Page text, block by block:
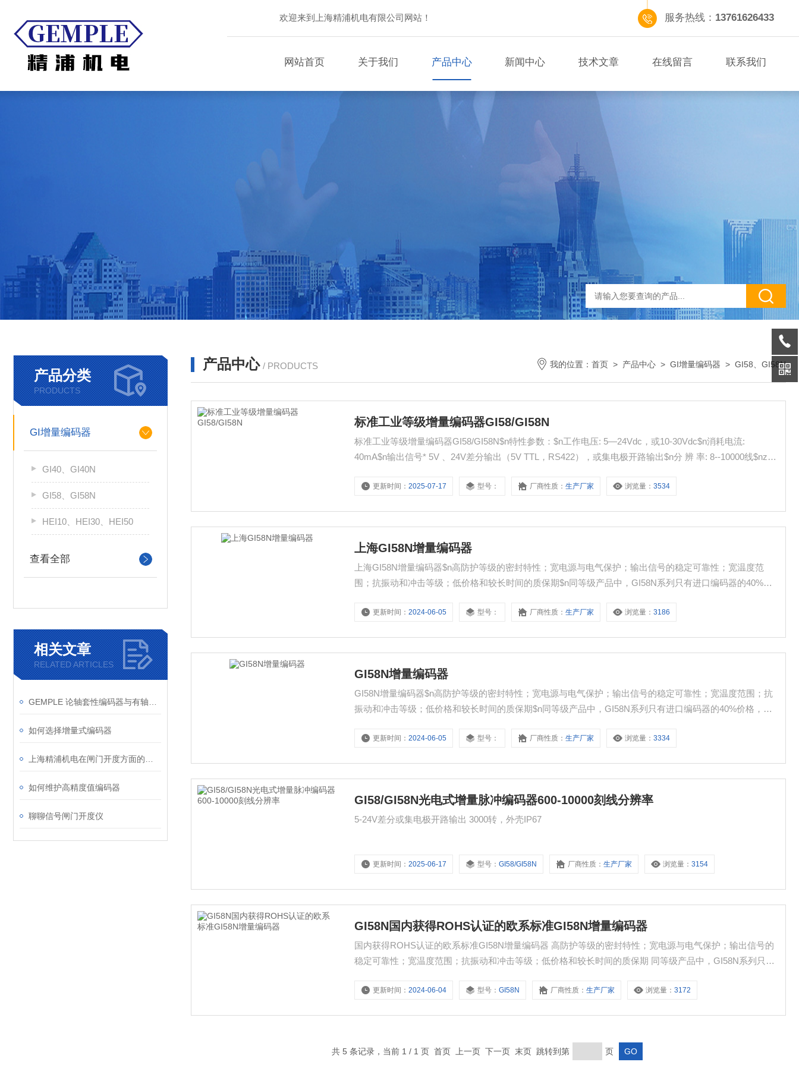
欢迎来到上海精浦机电有限公司网站！ 服务热线： 13761626433
网站首页 关于我们 产品中心 新闻中心 技术文章 在线留言 联系我们
产品分类
PRODUCTS
GI增量编码器
GI40、GI40N
GI58、GI58N
HEI10、HEI30、HEI50
查看全部
相关文章
RELATED ARTICLES
如何选择增量式编码器
如何维护高精度值编码器
聊聊信号闸门开度仪
产品中心 / PRODUCTS 我的位置： 首页 > 产品中心 > GI增量编码器 > GI58、GI58N
标准工业等级增量编码器GI58/GI58N
标准工业等级增量编码器GI58/GI58N$n特性参数：$n工作电压: 5—24Vdc，或10-30Vdc$n消耗电流:
40mA$n输出信号* 5V 、24V差分输出（5V TTL，RS422），或集电极开路输出$n分 辨 率: 8--10000线$nzui
更新时间：2025-07-17 型号： 厂商性质：生产厂家 浏览量：3534
上海GI58N增量编码器
上海GI58N增量编码器$n高防护等级的密封特性；宽电源与电气保护；输出信号的稳定可靠性；宽温度范
围；抗振动和冲击等级；低价格和较长时间的质保期$n同等级产品中，GI58N系列只有进口编码器的40%价
电压，以客户本身利益考虑，
更新时间：2024-06-05 型号： 厂商性质：生产厂家 浏览量：3186
GI58N增量编码器
GI58N增量编码器$n高防护等级的密封特性；宽电源与电气保护；输出信号的稳定可靠性；宽温度范围；抗
振动和冲击等级；低价格和较长时间的质保期$n同等级产品中，GI58N系列只有进口编码器的40%价格，性
以客户本身利益考虑，
更新时间：2024-06-05 型号： 厂商性质：生产厂家 浏览量：3334
GI58/GI58N光电式增量脉冲编码器600-10000刻线分辨率
5-24V差分或集电极开路输出 3000转，外壳IP67
更新时间：2025-06-17 型号：GI58/GI58N 厂商性质：生产厂家 浏览量：3154
GI58N国内获得ROHS认证的欧系标准GI58N增量编码器
国内获得ROHS认证的欧系标准GI58N增量编码器 高防护等级的密封特性；宽电源与电气保护；输出信号的
稳定可靠性；宽温度范围；抗振动和冲击等级；低价格和较长时间的质保期 同等级产品中，GI58N系列只有
相6通道，5-24V宽电压，以客户本身利益考虑，
更新时间：2024-06-04 型号：GI58N 厂商性质：生产厂家 浏览量：3172
共 5 条记录，当前 1 / 1 页 首页 上一页 下一页 末页 跳转到第 页